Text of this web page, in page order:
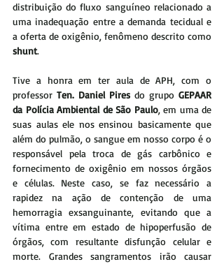
distribuição do fluxo sanguíneo relacionado a
uma inadequação entre a demanda tecidual e
shunt.
Tive a honra em ter aula de APH, com o
professor Ten. Daniel Pires do grupo GEPAAR
da Polícia Ambiental de São Paulo, em uma de
suas aulas ele nos ensinou basicamente que
além do pulmão, o sangue em nosso corpo é o
responsável pela troca de gás carbônico e
fornecimento de oxigênio em nossos órgãos
e células. Neste caso, se faz necessário a
rapidez na ação de contenção de uma
hemorragia exsanguinante, evitando que a
vítima entre em estado de hipoperfusão de
órgãos, com resultante disfunção celular e
morte. Grandes sangramentos irão causar